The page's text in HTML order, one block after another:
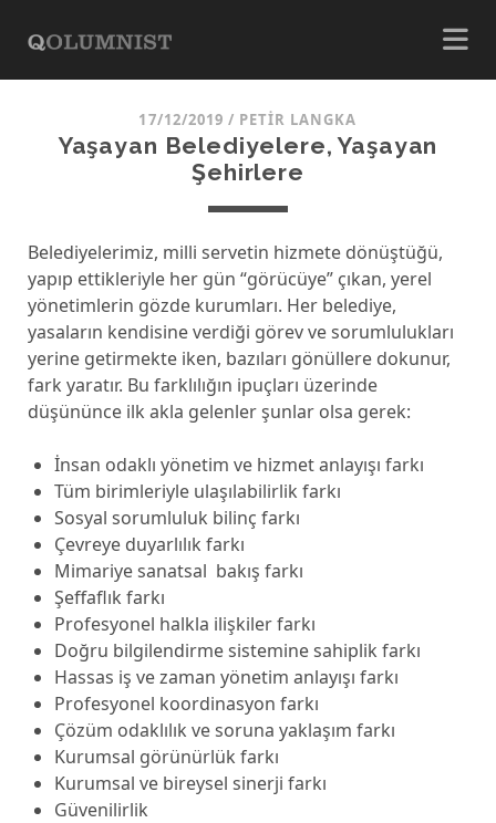
17/12/2019 / PETIR LANGKA
Yaşayan Belediyelere, Yaşayan
Şehirlere
Belediyelerimiz, milli servetin hizmete dönüştüğü,
yapıp ettikleriyle her gün “görücüye” çıkan, yerel
yönetimlerin gözde kurumları. Her belediye,
yasaların kendisine verdiği görev ve sorumlulukları
yerine getirmekte iken, bazıları gönüllere dokunur,
fark yaratır. Bu farklılığın ipuçları üzerinde
düşününce ilk akla gelenler şunlar olsa gerek:
İnsan odaklı yönetim ve hizmet anlayışı farkı
Tüm birimleriyle ulaşılabilirlik farkı
Sosyal sorumluluk bilinç farkı
Çevreye duyarlılık farkı
Mimariye sanatsal bakış farkı
Şeffaflık farkı
Profesyonel halkla ilişkiler farkı
Doğru bilgilendirme sistemine sahiplik farkı
Hassas iş ve zaman yönetim anlayışı farkı
Profesyonel koordinasyon farkı
Çözüm odaklılık ve soruna yaklaşım farkı
Kurumsal görünürlük farkı
Kurumsal ve bireysel sinerji farkı
Güvenilirlik